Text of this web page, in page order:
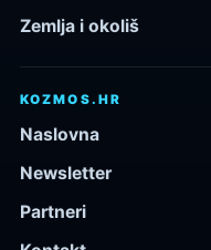
Zemlja i okoliš
KOZMOS.HR
Naslovna
Newsletter
Partneri